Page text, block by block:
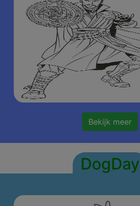
Bekijk meer
DogDay